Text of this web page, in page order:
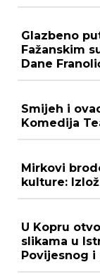
Glazbeno
Fažanskim
Dane
Smijeh i
Komedija
Mirkovi
kulture:
U Kopru
slikama u
Povijesnog